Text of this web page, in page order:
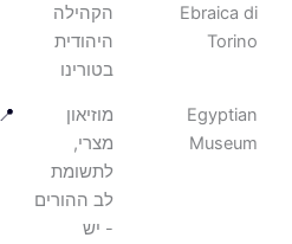
Ebraica di
Torino
הקהילה
היהודית
בטורינו
Egyptian
Museum
מוזיאון
לתשומת
לב ההורים